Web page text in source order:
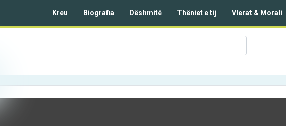
Kreu Biografia Dëshmitë Thëniet e tij Vlerat & Morali